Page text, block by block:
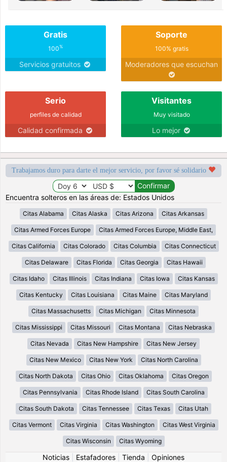
Gratis
100%
Servicios gratuitos
Soporte
100% gratis
Moderadores que escuchan
Serio
perfiles de calidad
Calidad confirmada
Visitantes
Muy visitado
Lo mejor
Trabajamos duro para darte el mejor servicio, por favor sé solidario
Encuentra solteros en las áreas de: Estados Unidos
Citas Alabama Citas Alaska Citas Arizona Citas Arkansas
Citas Armed Forces Europe Citas Armed Forces Europe, Middle East,
Citas California Citas Colorado Citas Columbia Citas Connecticut
Citas Delaware Citas Florida Citas Georgia Citas Hawaii
Citas Idaho Citas Illinois Citas Indiana Citas Iowa Citas Kansas
Citas Kentucky Citas Louisiana Citas Maine Citas Maryland
Citas Massachusetts Citas Michigan Citas Minnesota
Citas Mississippi Citas Missouri Citas Montana Citas Nebraska
Citas Nevada Citas New Hampshire Citas New Jersey
Citas New Mexico Citas New York Citas North Carolina
Citas North Dakota Citas Ohio Citas Oklahoma Citas Oregon
Citas Pennsylvania Citas Rhode Island Citas South Carolina
Citas South Dakota Citas Tennessee Citas Texas Citas Utah
Citas Vermont Citas Virginia Citas Washington Citas West Virginia
Citas Wisconsin Citas Wyoming
Noticias Estafadores Tienda
Opiniones